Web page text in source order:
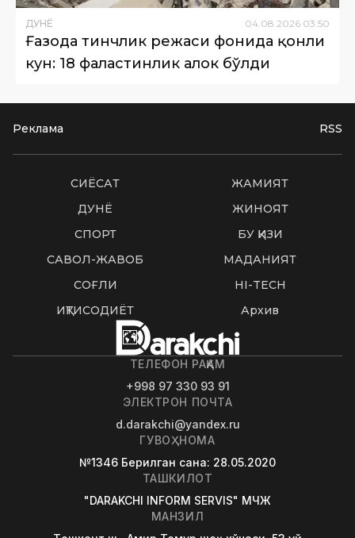
ДУНË 04.08.2026 03:50
Ғазода тинчлик режаси фонида қонли
кун: 18 фаластинлик ҳалок бўлди
Реклама RSS
СИËСАТ
ЖАМИЯТ
ДУНË
ЖИНОЯТ
СПОРТ
БУ ҚИЗИҚ
САВОЛ-ЖАВОБ
МАДАНИЯТ
СОҒЛИҚ
HI-TECH
ИҚТИСОДИЁТ
Архив
ТЕЛЕФОН РАҚАМ
+998 97 330 93 91
ЭЛЕКТРОН ПОЧТА
d.darakchi@yandex.ru
ГУВОҲНОМА
№1346 Берилган сана: 28.05.2020
ТАШКИЛОТ
"DARAKCHI INFORM SERVIS" МЧЖ
МАНЗИЛ